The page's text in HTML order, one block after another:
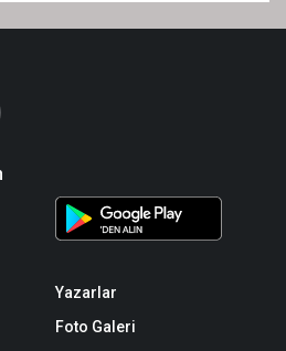
Yazarlar
Foto Galeri